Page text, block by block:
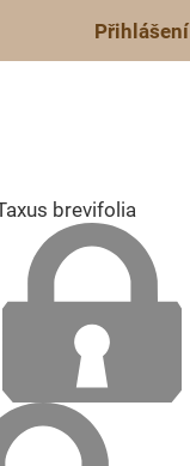
Přihlášení
brevifolia